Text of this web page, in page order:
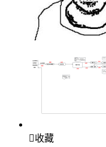
收藏